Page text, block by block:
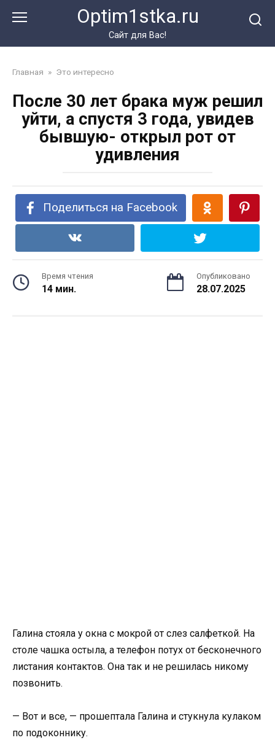
Optim1stka.ru
Сайт для Вас!
Главная » Это интересно
После 30 лет брака муж решил
уйти, а спустя 3 года, увидев
бывшую- открыл рот от
удивления
Поделиться на Facebook
Время чтения
14 мин.
Опубликовано
28.07.2025
Галина стояла у окна с мокрой от слез салфеткой. На
столе чашка остыла, а телефон потух от бесконечного
листания контактов. Она так и не решилась никому
позвонить.
— Вот и все, — прошептала Галина и стукнула кулаком
по подоконнику.